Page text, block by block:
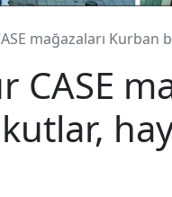
mağazaları Kurban
CASE